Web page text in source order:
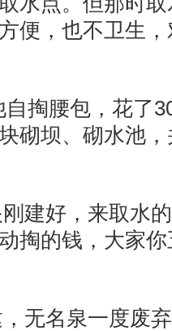
便，也不卫生
掏腰包，花了
砌坝、砌水池
建好，来取水
掏的钱，大家
无名泉一度废